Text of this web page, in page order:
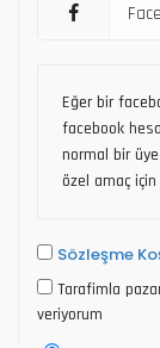
Eğer bir
facebook
normal bir
özel amaç için
Sözleşme
Tarafimla
veriyorum